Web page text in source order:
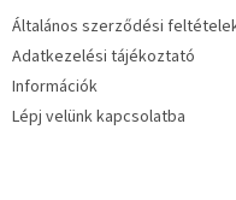
Általános szerződési
Adatkezelési tájékoztató
Információk
Lépj velünk kapcsolatba